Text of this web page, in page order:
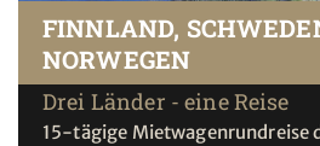
FINNLAND,
NORWEGEN
Drei Länder - eine Reise
15-tägige Mietwagenrundreise